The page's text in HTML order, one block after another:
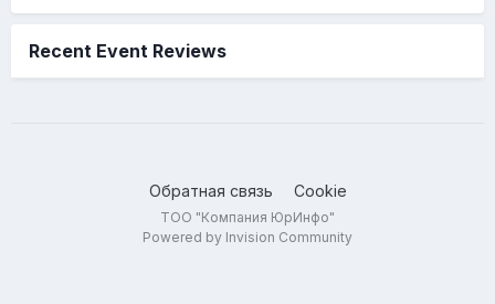
Recent Event Reviews
Обратная связь Cookie
ТОО "Компания ЮрИнфо"
Powered by Invision Community